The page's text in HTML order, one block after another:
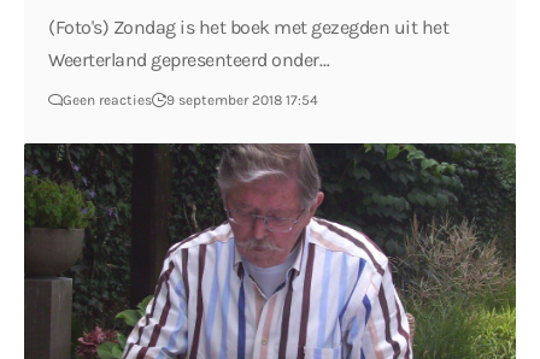
(Foto's) Zondag is het boek met gezegden uit het
Weerterland gepresenteerd onder…
Geen reacties 9 september 2018 17:54